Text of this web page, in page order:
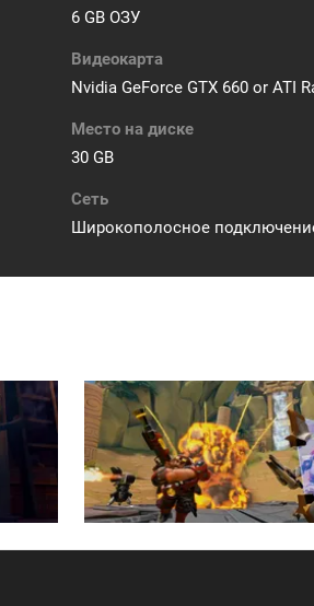
6 GB ОЗУ
Видеокарта
Nvidia GeForce GTX 660 or ATI
Место на диске
30 GB
Сеть
Широкополосное